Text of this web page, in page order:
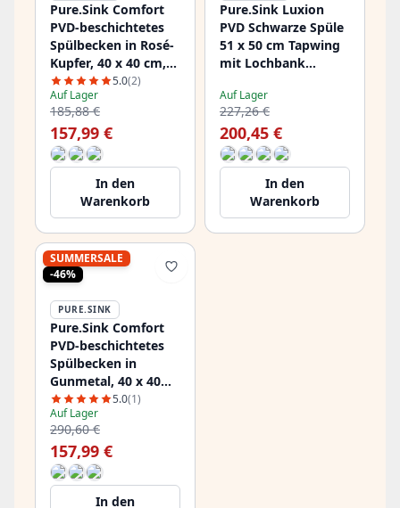
Pure.Sink Comfort
PVD-beschichtetes
Spülbecken in Rosé-
Kupfer, 40 x 40 cm,
10 mm Radius, für
Unterbau, Flachbau
und
Aufsatzmontage,
PCM4040-62
5.0(2)
Auf Lager
185,88 €
157,99 €
In den
Warenkorb
Pure.Sink Luxion
PVD Schwarze Spüle
51 x 50 cm Tapwing
mit Lochbank
Auf Lager
227,26 €
200,45 €
In den
Warenkorb
SUMMERSALE
-46%
PURE.SINK
Pure.Sink Comfort
PVD-beschichtetes
Spülbecken in
Gunmetal, 40 x 40
cm, 10 mm Radius,
für Unterbau,
Flachbau und
Aufsatzmontage,
PCM4040-61
5.0(1)
Auf Lager
290,60 €
157,99 €
In den